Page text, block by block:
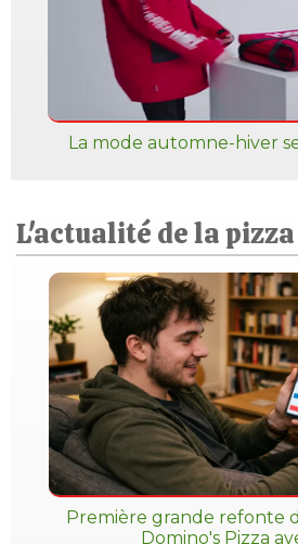
La mode automne-hiver
L'actualité de la pizza
Première grande refonte
Domino's Pizza